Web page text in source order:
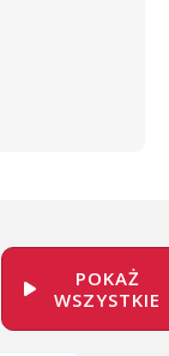
POKAŻ
WSZYSTKIE